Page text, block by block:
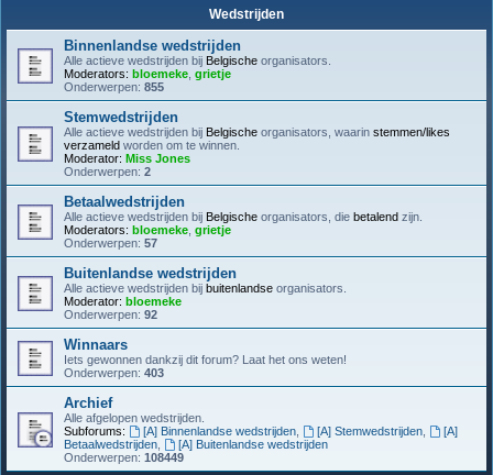
Wedstrijden
Binnenlandse wedstrijden
Alle actieve wedstrijden bij Belgische organisators.
Moderators: bloemeke grietje
Onderwerpen: 855
Stemwedstrijden
Alle actieve wedstrijden bij Belgische organisators, waarin stemmen/likes
verzameld worden om te winnen.
Moderator: Miss Jones
Onderwerpen: 2
Betaalwedstrijden
Alle actieve wedstrijden bij Belgische organisators, die betalend zijn.
Moderators: bloemeke grietje
Onderwerpen: 57
Buitenlandse wedstrijden
Alle actieve wedstrijden bij buitenlandse organisators.
Moderator: bloemeke
Onderwerpen: 92
Winnaars
Iets gewonnen dankzij dit forum? Laat het ons weten!
Onderwerpen: 403
Archief
Alle afgelopen wedstrijden.
Subforums:
[A] Binnenlandse wedstrijden, [A] Stemwedstrijden,
[A]
Betaalwedstrijden
[A] Buitenlandse wedstrijden
Onderwerpen: 108449